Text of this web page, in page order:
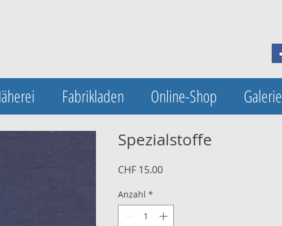
Fabrikladen Online-Shop Galerie
Spezialstoffe
CHF 15.00Preis
Anzahl *